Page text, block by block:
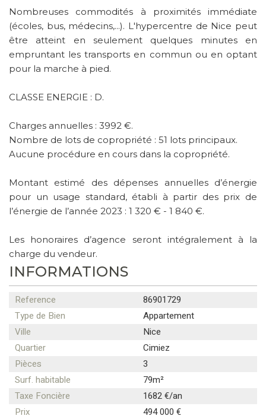
Nombreuses commodités à proximités immédiate
(écoles, bus, médecins,...). L'hypercentre de Nice peut
être atteint en seulement quelques minutes en
empruntant les transports en commun ou en optant
pour la marche à pied.
CLASSE ENERGIE : D.
Charges annuelles : 3992 €.
Nombre de lots de copropriété : 51 lots principaux.
Aucune procédure en cours dans la copropriété.
Montant estimé des dépenses annuelles d’énergie
pour un usage standard, établi à partir des prix de
l’énergie de l’année 2023 : 1 320 € - 1 840 €.
Les honoraires d’agence seront intégralement à la
charge du vendeur.
INFORMATIONS
Reference
86901729
Type de Bien
Appartement
Ville
Nice
Quartier
Cimiez
Pièces
3
Surf. habitable
79m²
Taxe Foncière
1682 €/an
Prix
494 000 €